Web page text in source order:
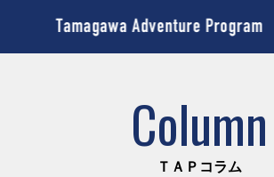
Column
ＴＡＰコラム